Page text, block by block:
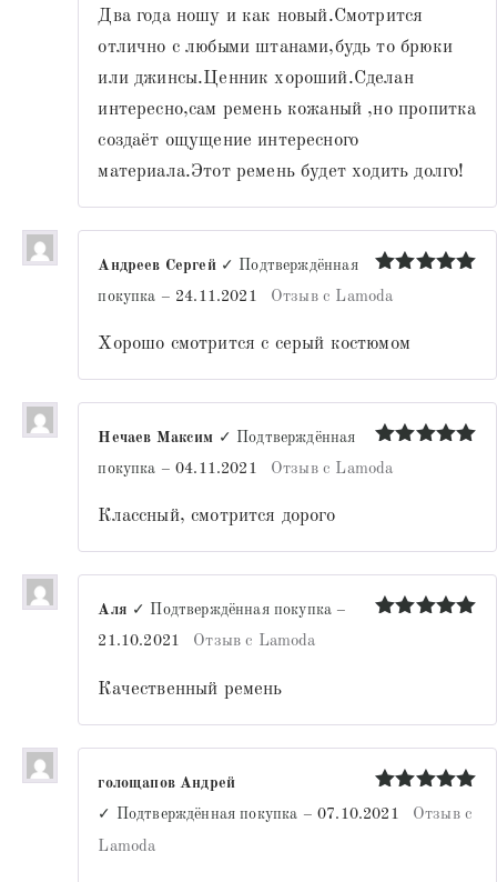
Два года ношу и как новый.Смотрится
отлично с любыми штанами,будь то брюки
или джинсы.Ценник хороший.Сделан
интересно,сам ремень кожаный ,но пропитка
создаёт ощущение интересного
материала.Этот ремень будет ходить долго!
Оценка
из 5
Андреев Сергей ✓ Подтверждённая
покупка – 24.11.2021 Отзыв с Lamoda
Хорошо смотрится с серый костюмом
Оценка
из 5
Нечаев Максим ✓ Подтверждённая
покупка – 04.11.2021 Отзыв с Lamoda
Классный, смотрится дорого
Аля ✓ Подтверждённая покупка –
21.10.2021
Отзыв с Lamoda
Качественный ремень
Оценка
из 5
голощапов Андрей
✓ Подтверждённая покупка – 07.10.2021
Отзыв с
Lamoda